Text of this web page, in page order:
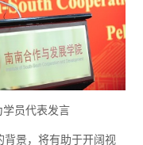
学员代表发言
景，将有助于开阔视